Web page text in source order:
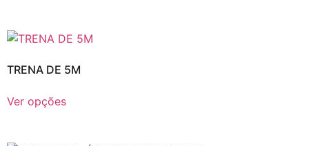
TRENA DE 5M
Ver opções